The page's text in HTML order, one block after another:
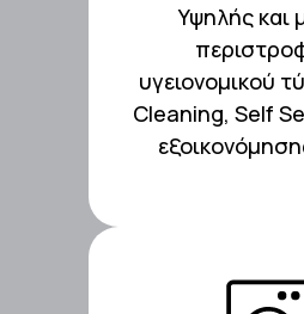
Υψηλής και
υγειονομικού
Cleaning, Self